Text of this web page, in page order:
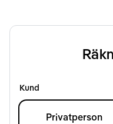
Kund
Privatperson